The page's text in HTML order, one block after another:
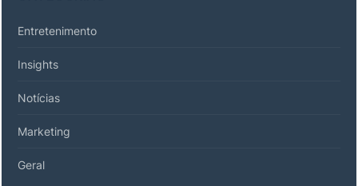
Entretenimento
Insights
Notícias
Marketing
Geral